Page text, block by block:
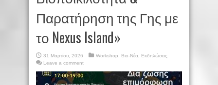
Παρατήρηση της Γης με
το Nexus Island»
31 Μαρτίου, 2026 Workshop Βιο-Νέα
Εκδηλώσεις
Leave a comment